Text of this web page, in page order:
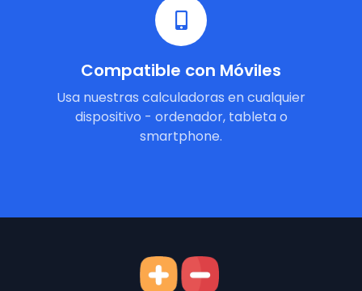
Compatible con Móviles
Usa nuestras calculadoras en cualquier
dispositivo - ordenador, tableta o
smartphone.